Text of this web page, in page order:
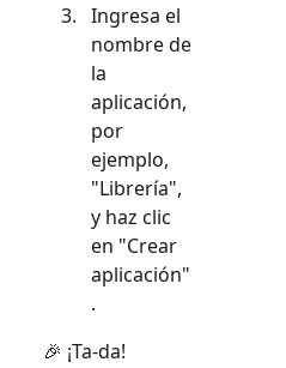
Ingresa el
nombre de
la
aplicación,
por
ejemplo,
"Librería",
y haz clic
en "Crear
aplicación"
.
🎉 ¡Ta-da!